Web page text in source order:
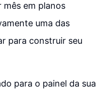
em planos
uma das
para construir seu
para o painel da sua